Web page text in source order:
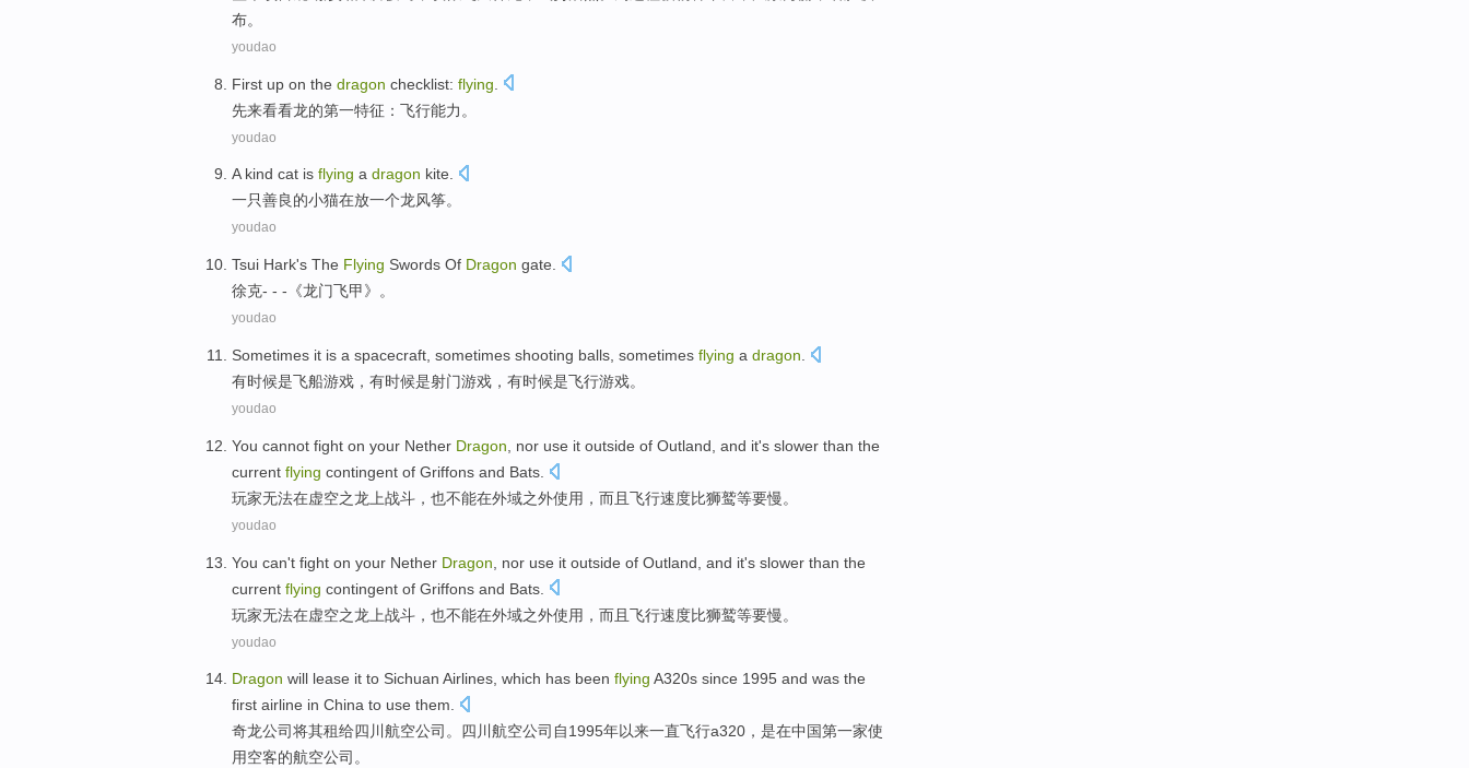
布。
youdao
First up on the dragon checklist: flying
先来看看龙的第一特征： 飞行能力 。
youdao
A kind cat is flying a dragon kite.
一只善良的小猫在放一个龙风筝。
youdao
Tsui Hark's The Flying Swords Of Dragon gate.
徐克- - -《龙门飞甲》。
youdao
Sometimes it is a spacecraft , sometimes shooting balls , sometimes flying a dragon
有时候是飞船游戏，有时候是射门游戏，有时候是飞行游戏。
youdao
You cannot fight on your Nether Dragon nor use it outside of Outland and it's slower than the
current flying contingent of Griffons and Bats.
玩家无法在虚空之龙 上战斗 ， 也不能在外域之外使用 ， 而且 飞行速度比狮鹫等要慢。
youdao
You can't fight on your Nether Dragon nor use it outside of Outland and it's slower than the
current flying contingent of Griffons and Bats.
玩家无法在虚空之龙 上战斗 ， 也不能在外域之外使用 ， 而且飞行速度比狮鹫等要慢。
youdao
Dragon will lease it to Sichuan Airlines, which has been flying A320s since 1995 and was the
first airline in China to use them.
奇龙公司将其租给四川 航空公司。四川航空公司 自1995年以来一直飞行a320 ， 是在中国第一家使
用空客的航空公司。